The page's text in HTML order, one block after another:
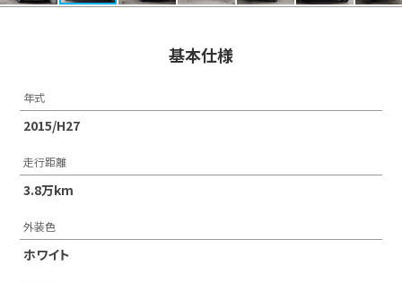
基本仕様
年式
2015/H27
走行距離
3.8万km
外装色
ホワイト